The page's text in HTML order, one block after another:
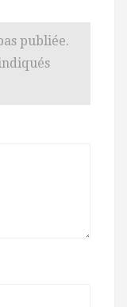
publiée.